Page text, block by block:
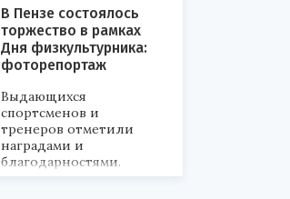
В Пензе состоялось
торжество в рамках
Дня физкультурника:
фоторепортаж
Выдающихся
спортсменов и
тренеров отметили
наградами и
благодарностями.